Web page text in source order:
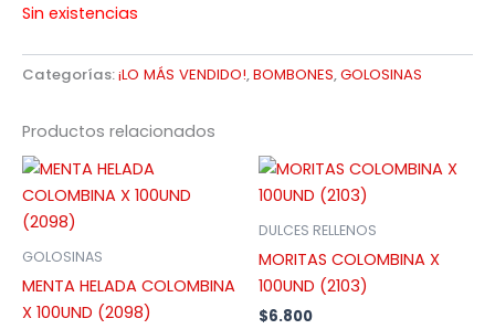
Sin existencias
Categorías:¡LO MÁS VENDIDO!,BOMBONES,GOLOSINAS
Productos relacionados
GOLOSINAS
MENTA HELADA COLOMBINA
X 100UND (2098)
DULCES RELLENOS
MORITAS COLOMBINA X
100UND (2103)
$6.800